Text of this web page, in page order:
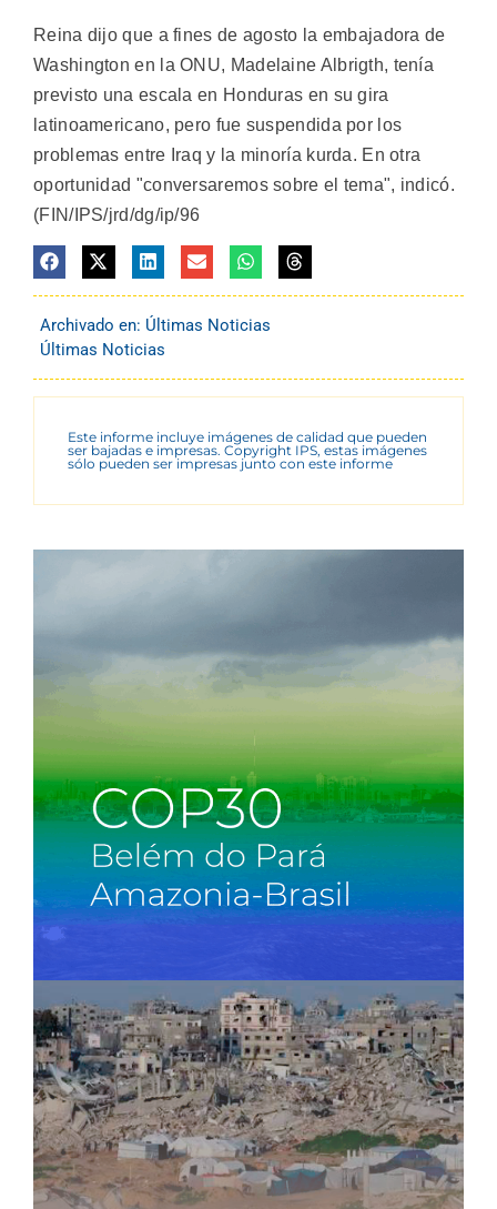
Reina dijo que a fines de agosto la embajadora de
Washington en la ONU, Madelaine Albrigth, tenía
previsto una escala en Honduras en su gira
latinoamericano, pero fue suspendida por los
problemas entre Iraq y la minoría kurda. En otra
oportunidad "conversaremos sobre el tema", indicó.
(FIN/IPS/jrd/dg/ip/96
Archivado en: Últimas Noticias
Últimas Noticias
Este informe incluye imágenes de calidad que pueden
ser bajadas e impresas. Copyright IPS, estas imágenes
sólo pueden ser impresas junto con este informe